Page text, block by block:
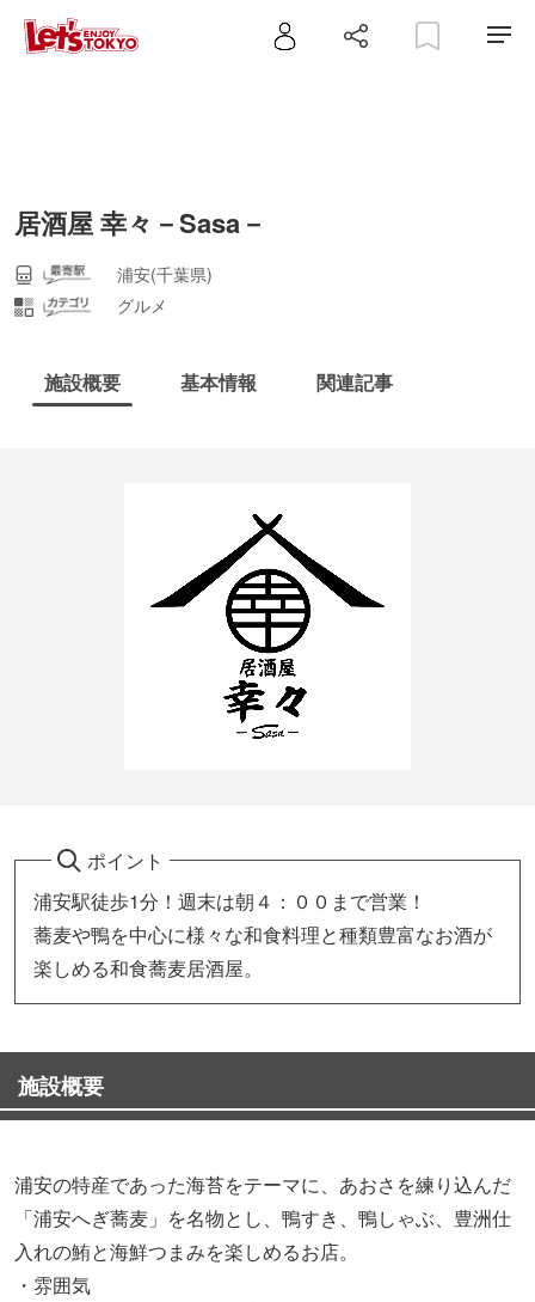
居酒屋 幸々－Sasa－
浦安(千葉県)
グルメ
施設概要 基本情報 関連記事
ポイント
浦安駅徒歩1分！週末は朝４：００まで営業！
蕎麦や鴨を中心に様々な和食料理と種類豊富なお酒が
楽しめる和食蕎麦居酒屋。
施設概要
浦安の特産であった海苔をテーマに、あおさを練り込んだ
「浦安へぎ蕎麦」を名物とし、鴨すき、鴨しゃぶ、豊洲仕
入れの鮪と海鮮つまみを楽しめるお店。
・雰囲気